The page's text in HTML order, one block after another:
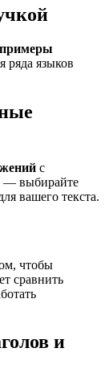
ряда языков
с
— выбирайте
вашего текста.
чтобы
сравнить
и